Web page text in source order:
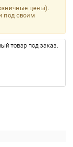
цены).
под своим
товар под заказ.